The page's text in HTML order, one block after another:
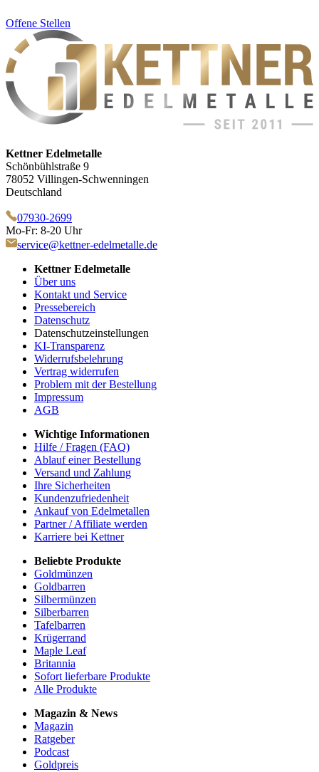
Offene Stellen
Kettner Edelmetalle
Schönbühlstraße 9
78052 Villingen-Schwenningen
Deutschland
07930-2699
Mo-Fr: 8-20 Uhr
service@kettner-edelmetalle.de
Kettner Edelmetalle
Über uns
Kontakt und Service
Pressebereich
Datenschutz
Datenschutzeinstellungen
KI-Transparenz
Widerrufsbelehrung
Vertrag widerrufen
Problem mit der Bestellung
Impressum
AGB
Wichtige Informationen
Hilfe / Fragen (FAQ)
Ablauf einer Bestellung
Versand und Zahlung
Ihre Sicherheiten
Kundenzufriedenheit
Ankauf von Edelmetallen
Partner / Affiliate werden
Karriere bei Kettner
Beliebte Produkte
Goldmünzen
Goldbarren
Silbermünzen
Silberbarren
Tafelbarren
Krügerrand
Maple Leaf
Britannia
Sofort lieferbare Produkte
Alle Produkte
Magazin & News
Magazin
Ratgeber
Podcast
Goldpreis